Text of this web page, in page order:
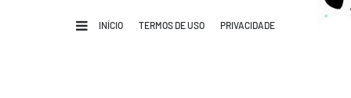
INÍCIO TERMOS DE USO PRIVACIDADE